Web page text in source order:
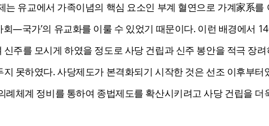
는 유교에서 가족이념의 핵심 요소인 부계 혈연으로 가계家系
―국가’의 유교화를 이룰 수 있었기 때문이다. 이런 배경에서
주를 모시게 하였을 정도로 사당 건립과 신주 봉안을 적극 장
못하였다. 사당제도가 본격화되기 시작한 것은 선조 이후부
례체계 정비를 통하여 종법제도를 확산시키려고 사당 건립을 더